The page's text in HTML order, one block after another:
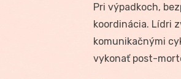
Pri výpadkoch,
koordinácia. Lídri
komunikačnými
vykonať post-